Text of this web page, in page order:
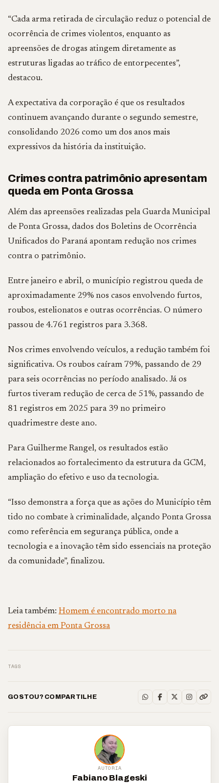
“Cada arma retirada de circulação reduz o potencial de
ocorrência de crimes violentos, enquanto as
apreensões de drogas atingem diretamente as
estruturas ligadas ao tráfico de entorpecentes”,
destacou.
A expectativa da corporação é que os resultados
continuem avançando durante o segundo semestre,
consolidando 2026 como um dos anos mais
expressivos da história da instituição.
Crimes contra patrimônio apresentam
queda em Ponta Grossa
Além das apreensões realizadas pela Guarda Municipal
de Ponta Grossa, dados dos Boletins de Ocorrência
Unificados do Paraná apontam redução nos crimes
contra o patrimônio.
Entre janeiro e abril, o município registrou queda de
aproximadamente 29% nos casos envolvendo furtos,
roubos, estelionatos e outras ocorrências. O número
passou de 4.761 registros para 3.368.
Nos crimes envolvendo veículos, a redução também foi
significativa. Os roubos caíram 79%, passando de 29
para seis ocorrências no período analisado. Já os
furtos tiveram redução de cerca de 51%, passando de
81 registros em 2025 para 39 no primeiro
quadrimestre deste ano.
Para Guilherme Rangel, os resultados estão
relacionados ao fortalecimento da estrutura da GCM,
ampliação do efetivo e uso da tecnologia.
“Isso demonstra a força que as ações do Município têm
tido no combate à criminalidade, alçando Ponta Grossa
como referência em segurança pública, onde a
tecnologia e a inovação têm sido essenciais na proteção
da comunidade”, finalizou.
Leia também: Homem é encontrado morto na
residência em Ponta Grossa
TAGS
GOSTOU? COMPARTILHE
AUTORIA
Fabiano Blageski